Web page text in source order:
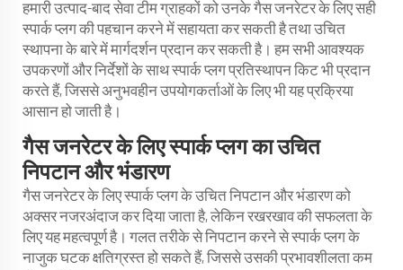
हमारी उत्पाद-बाद सेवा टीम ग्राहकों को उनके गैस जनरेटर के लिए सही
स्पार्क प्लग की पहचान करने में सहायता कर सकती है तथा उचित
स्थापना के बारे में मार्गदर्शन प्रदान कर सकती है। हम सभी आवश्यक
उपकरणों और निर्देशों के साथ स्पार्क प्लग प्रतिस्थापन किट भी प्रदान
करते हैं, जिससे अनुभवहीन उपयोगकर्ताओं के लिए भी यह प्रक्रिया
आसान हो जाती है।
गैस जनरेटर के लिए स्पार्क प्लग का उचित
निपटान और भंडारण
गैस जनरेटर के लिए स्पार्क प्लग के उचित निपटान और भंडारण को
अक्सर नजरअंदाज कर दिया जाता है, लेकिन रखरखाव की सफलता के
लिए यह महत्वपूर्ण है। गलत तरीके से निपटान करने से स्पार्क प्लग के
नाजुक घटक क्षतिग्रस्त हो सकते हैं, जिससे उसकी प्रभावशीलता कम